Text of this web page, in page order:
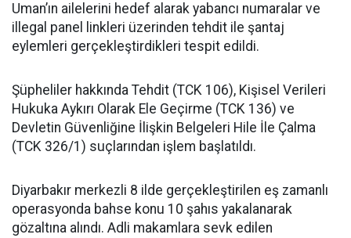
Uman’ın ailelerini hedef alarak yabancı numaralar ve
illegal panel linkleri üzerinden tehdit ile şantaj
eylemleri gerçekleştirdikleri tespit edildi.
Şüpheliler hakkında Tehdit (TCK 106), Kişisel Verileri
Hukuka Aykırı Olarak Ele Geçirme (TCK 136) ve
Devletin Güvenliğine İlişkin Belgeleri Hile İle Çalma
(TCK 326/1) suçlarından işlem başlatıldı.
Diyarbakır merkezli 8 ilde gerçekleştirilen eş zamanlı
operasyonda bahse konu 10 şahıs yakalanarak
gözaltına alındı. Adli makamlara sevk edilen